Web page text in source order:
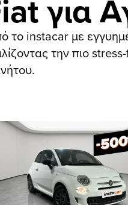
για
το instacar με
την πιο